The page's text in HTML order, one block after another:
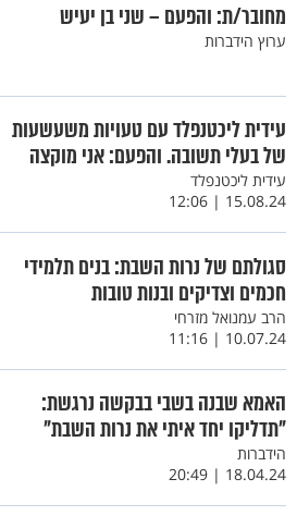
מחובר/ת: והפעם – שני בן יעיש
ערוץ הידברות
עידית ליכטנפלד עם טעויות משעשעות
של בעלי תשובה. והפעם: אני מוקצה
עידית ליכטנפלד
15.08.24 | 12:06
סגולתם של נרות השבת: בנים תלמידי
חכמים וצדיקים ובנות טובות
הרב עמנואל מזרחי
10.07.24 | 11:16
האמא שבנה בשבי בבקשה נרגשת:
"תדליקו יחד איתי את נרות השבת"
הידברות
18.04.24 | 20:49